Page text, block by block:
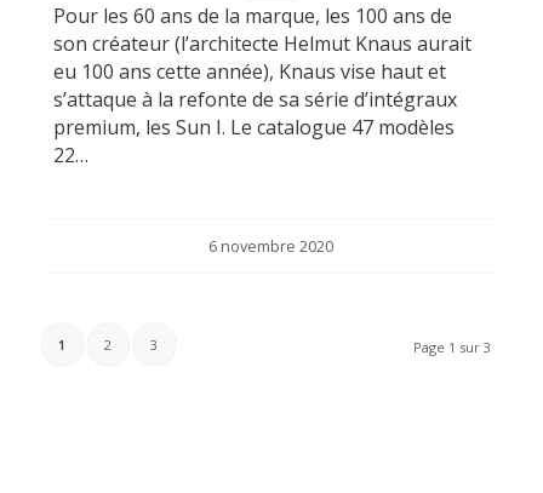
Pour les 60 ans de la marque, les 100 ans de
son créateur (l’architecte Helmut Knaus aurait
eu 100 ans cette année), Knaus vise haut et
s’attaque à la refonte de sa série d’intégraux
premium, les Sun I. Le catalogue 47 modèles
22…
6 novembre 2020
Page 1 sur 3
1 2 3